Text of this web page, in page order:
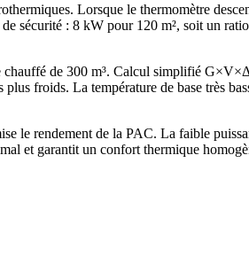
Lorsque le thermomètre
sécurité : 8 kW pour 120 m², soit un
de 300 m³. Calcul simplifié
froids. La température de base très
le rendement de la PAC. La faible
et garantit un confort thermique